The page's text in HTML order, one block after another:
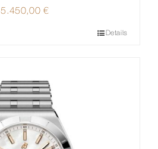
5.450,00€
Details